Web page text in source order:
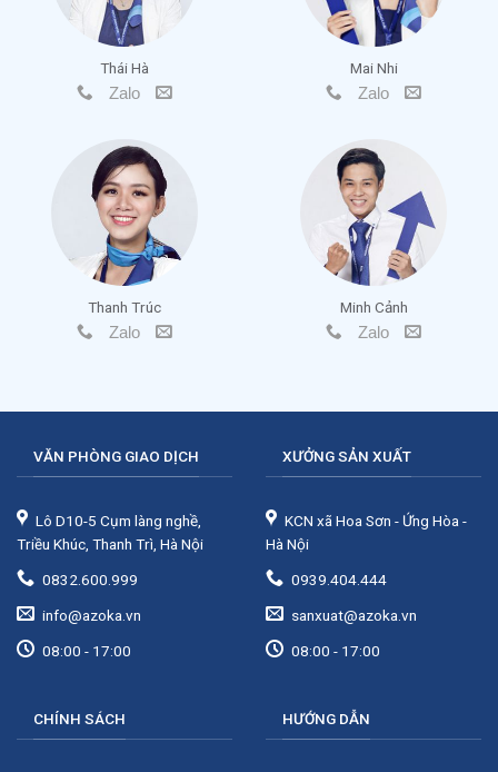
Thái Hà
Zalo
Mai Nhi
Zalo
Thanh Trúc
Zalo
Minh Cảnh
Zalo
VĂN PHÒNG GIAO DỊCH
Lô D10-5 Cụm làng nghề,
Triều Khúc, Thanh Trì, Hà Nội
0832.600.999
info@azoka.vn
08:00 - 17:00
XƯỞNG SẢN XUẤT
KCN xã Hoa Sơn - Ứng Hòa -
Hà Nội
0939.404.444
sanxuat@azoka.vn
08:00 - 17:00
CHÍNH SÁCH HƯỚNG DẪN